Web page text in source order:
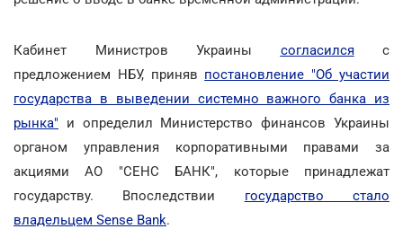
Кабинет Министров Украины согласился с
предложением НБУ, приняв постановление "Об участии
государства в выведении системно важного банка из
рынка" и определил Министерство финансов Украины
органом управления корпоративными правами за
акциями АО "СЕНС БАНК", которые принадлежат
государству. Впоследствии государство стало
владельцем Sense Bank.